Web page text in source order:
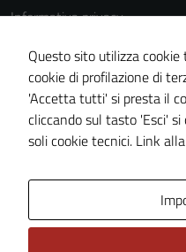
Informativa privacy
Cookie Policy
Note legali
Dichiarazione di accessibilità
Piano di miglioramento del
Questo sito utilizza cookie
cookie di profilazione di
'Accetta tutti' si presta il
cliccando sul tasto 'Esci'
soli cookie tecnici. Link